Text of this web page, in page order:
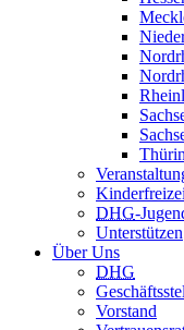
DHG-
Unterstützen
Über Uns
DHG
Vorstand